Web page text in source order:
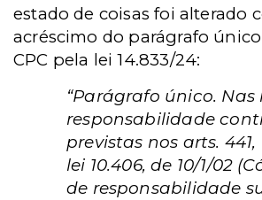
estado de coisas foi alterado
acréscimo do parágrafo
CPC pela lei 14.833/24:
“Parágrafo único. Nas
responsabilidade
previstas nos arts. 441,
lei 10.406, de 10/1/02
de responsabilidade